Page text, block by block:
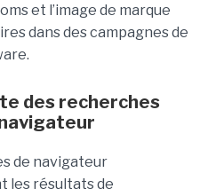
et l’image de marque
dans des campagnes de
des recherches
de navigateur
les résultats de